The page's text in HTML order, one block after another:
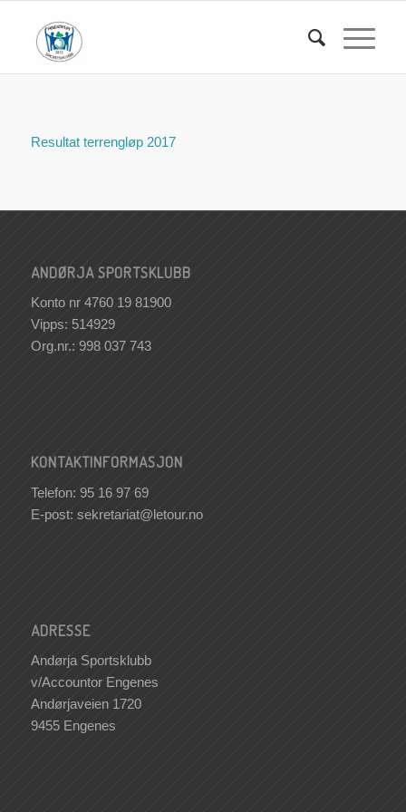
Resultat terrengløp 2017
ANDØRJA SPORTSKLUBB
Konto nr 4760 19 81900
Vipps: 514929
Org.nr.: 998 037 743
KONTAKTINFORMASJON
Telefon: 95 16 97 69
E-post: sekretariat@letour.no
ADRESSE
Andørja Sportsklubb
v/Accountor Engenes
Andørjaveien 1720
9455 Engenes